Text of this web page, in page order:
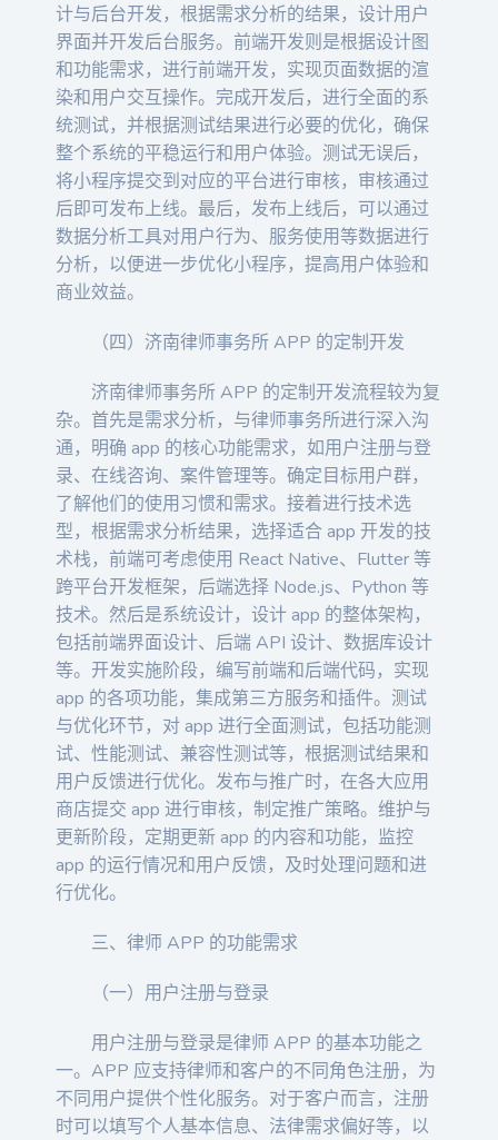
计与后台开发，根据需求分析的结果，设计用户
界面并开发后台服务。前端开发则是根据设计图
和功能需求，进行前端开发，实现页面数据的渲
染和用户交互操作。完成开发后，进行全面的系
统测试，并根据测试结果进行必要的优化，确保
整个系统的平稳运行和用户体验。测试无误后，
将小程序提交到对应的平台进行审核，审核通过
后即可发布上线。最后，发布上线后，可以通过
数据分析工具对用户行为、服务使用等数据进行
分析，以便进一步优化小程序，提高用户体验和
商业效益。
（四）济南律师事务所 APP 的定制开发
济南律师事务所 APP 的定制开发流程较为复
杂。首先是需求分析，与律师事务所进行深入沟
通，明确 app 的核心功能需求，如用户注册与登
录、在线咨询、案件管理等。确定目标用户群，
了解他们的使用习惯和需求。接着进行技术选
型，根据需求分析结果，选择适合 app 开发的技
术栈，前端可考虑使用 React Native、Flutter 等
跨平台开发框架，后端选择 Node.js、Python 等
技术。然后是系统设计，设计 app 的整体架构，
包括前端界面设计、后端 API 设计、数据库设计
等。开发实施阶段，编写前端和后端代码，实现
app 的各项功能，集成第三方服务和插件。测试
与优化环节，对 app 进行全面测试，包括功能测
试、性能测试、兼容性测试等，根据测试结果和
用户反馈进行优化。发布与推广时，在各大应用
商店提交 app 进行审核，制定推广策略。维护与
更新阶段，定期更新 app 的内容和功能，监控
app 的运行情况和用户反馈，及时处理问题和进
行优化。
三、律师 APP 的功能需求
（一）用户注册与登录
用户注册与登录是律师 APP 的基本功能之
一。APP 应支持律师和客户的不同角色注册，为
不同用户提供个性化服务。对于客户而言，注册
时可以填写个人基本信息、法律需求偏好等，以